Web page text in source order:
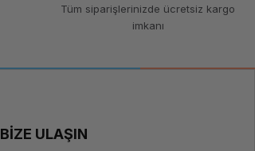
Tüm siparişlerinizde ücretsiz kargo
imkanı
BİZE ULAŞIN